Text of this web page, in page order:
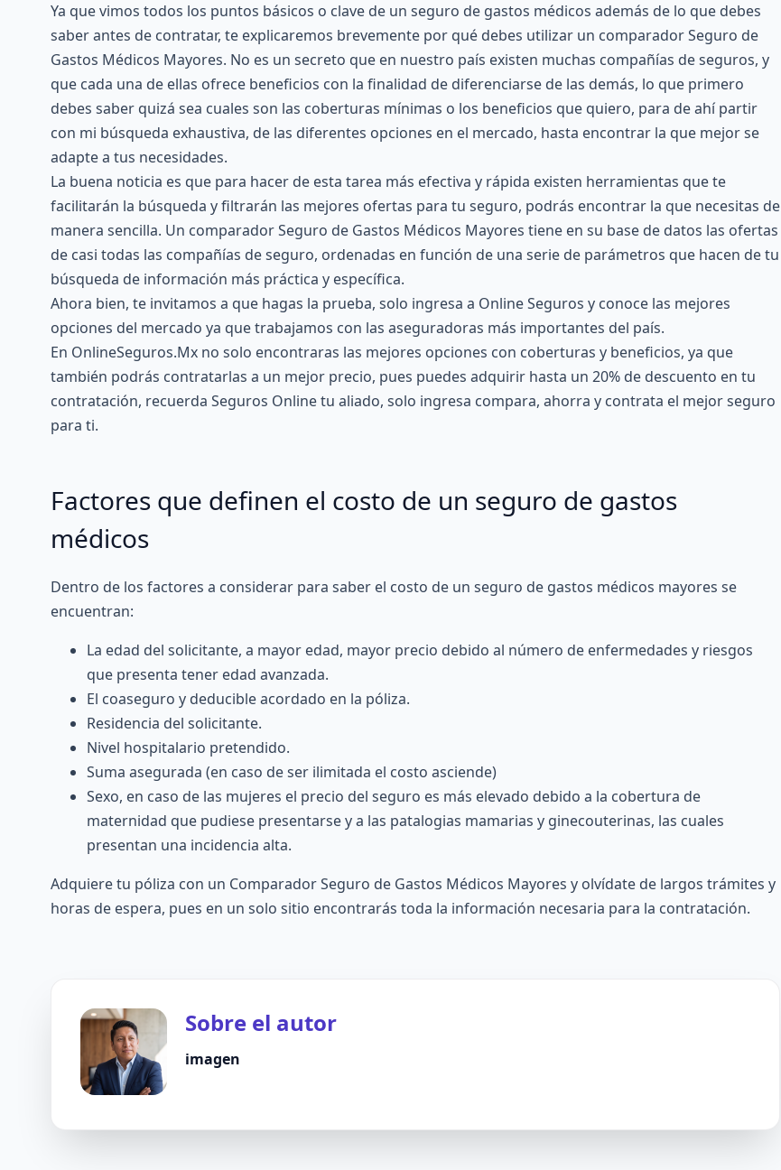
Ya que vimos todos los puntos básicos o clave de un seguro de gastos médicos además de lo que debes
saber antes de contratar, te explicaremos brevemente por qué debes utilizar un comparador Seguro de
Gastos Médicos Mayores. No es un secreto que en nuestro país existen muchas compañías de seguros, y
que cada una de ellas ofrece beneficios con la finalidad de diferenciarse de las demás, lo que primero
debes saber quizá sea cuales son las coberturas mínimas o los beneficios que quiero, para de ahí partir
con mi búsqueda exhaustiva, de las diferentes opciones en el mercado, hasta encontrar la que mejor se
adapte a tus necesidades.
La buena noticia es que para hacer de esta tarea más efectiva y rápida existen herramientas que te
facilitarán la búsqueda y filtrarán las mejores ofertas para tu seguro, podrás encontrar la que necesitas de
manera sencilla. Un comparador Seguro de Gastos Médicos Mayores tiene en su base de datos las ofertas
de casi todas las compañías de seguro, ordenadas en función de una serie de parámetros que hacen de tu
búsqueda de información más práctica y específica.
Ahora bien, te invitamos a que hagas la prueba, solo ingresa a Online Seguros y conoce las mejores
opciones del mercado ya que trabajamos con las aseguradoras más importantes del país.
En OnlineSeguros.Mx no solo encontraras las mejores opciones con coberturas y beneficios, ya que
también podrás contratarlas a un mejor precio, pues puedes adquirir hasta un 20% de descuento en tu
contratación, recuerda Seguros Online tu aliado, solo ingresa compara, ahorra y contrata el mejor seguro
para ti.
Factores que definen el costo de un seguro de gastos
médicos
Dentro de los factores a considerar para saber el costo de un seguro de gastos médicos mayores se
encuentran:
La edad del solicitante, a mayor edad, mayor precio debido al número de enfermedades y riesgos
que presenta tener edad avanzada.
El coaseguro y deducible acordado en la póliza.
Residencia del solicitante.
Nivel hospitalario pretendido.
Suma asegurada (en caso de ser ilimitada el costo asciende)
Sexo, en caso de las mujeres el precio del seguro es más elevado debido a la cobertura de
maternidad que pudiese presentarse y a las patalogias mamarias y ginecouterinas, las cuales
presentan una incidencia alta.
Adquiere tu póliza con un Comparador Seguro de Gastos Médicos Mayores y olvídate de largos trámites y
horas de espera, pues en un solo sitio encontrarás toda la información necesaria para la contratación.
Sobre el autor
imagen